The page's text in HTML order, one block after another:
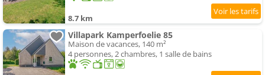
8.7 km
Villapark Kamperfoelie 85
Maison de vacances, 140 m²
4 personnes, 2 chambres, 1 salle de bains